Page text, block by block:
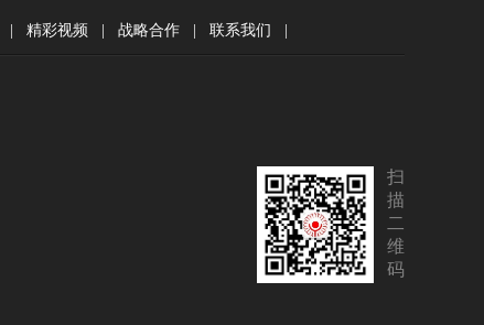
精彩视频 战略合作 联系我们
扫
描
二
维
码